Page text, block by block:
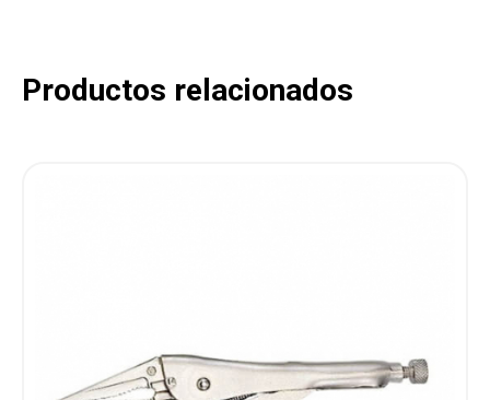
Productos relacionados